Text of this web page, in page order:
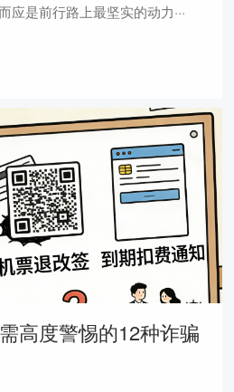
应是前行路上最坚实的动力···
高度警惕的12种诈骗